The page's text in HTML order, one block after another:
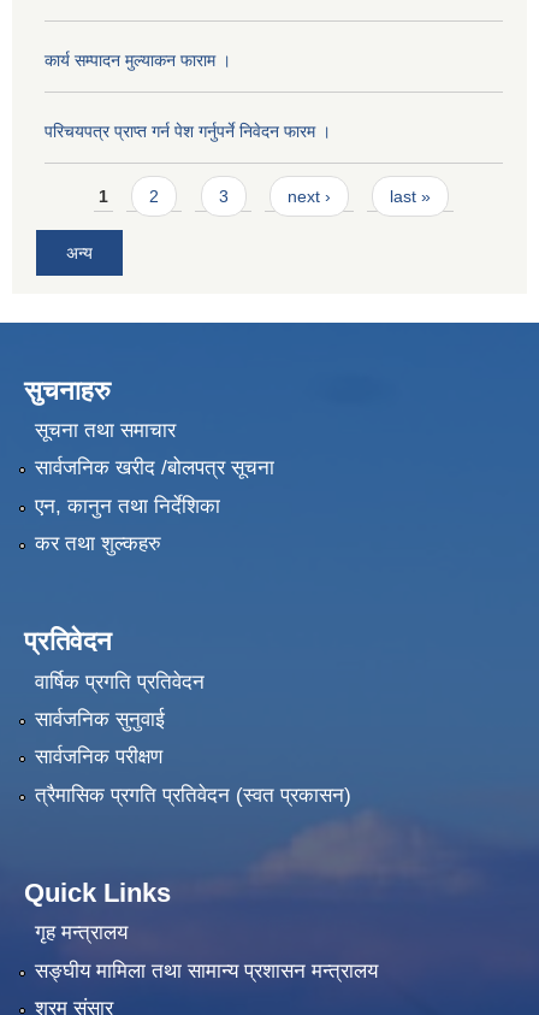
कार्य सम्पादन मुल्याक‌न फाराम ।
परिचयपत्र प्राप्त गर्न पेश गर्नुपर्ने निवेदन फारम ।
Pages
1 2 3 next › last »
अन्य
सुचनाहरु
सूचना तथा समाचार
सार्वजनिक खरीद /बोलपत्र सूचना
एन, कानुन तथा निर्देशिका
कर तथा शुल्कहरु
प्रतिवेदन
वार्षिक प्रगति प्रतिवेदन
सार्वजनिक सुनुवाई
सार्वजनिक परीक्षण
त्रैमासिक प्रगति प्रतिवेदन (स्वत प्रकासन)
Quick Links
गृह मन्त्रालय
सङ्‍घीय मामिला तथा सामान्य प्रशासन मन्त्रालय
श्रम संसार